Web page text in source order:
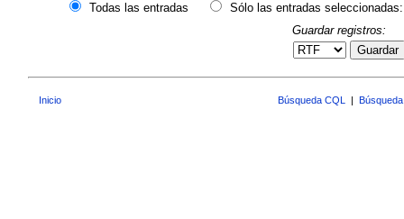
Todas las entradas
Sólo las entradas seleccionadas:
Guardar registros:
Guardar
Inicio Búsqueda CQL